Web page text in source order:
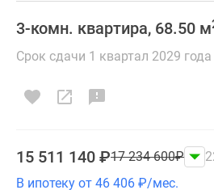
3-комн. квартира, 68.50 м
Срок сдачи 1 квартал 2029 года
15 511 140 ₽17 234 600₽
В ипотеку от 46 406 ₽/мес.